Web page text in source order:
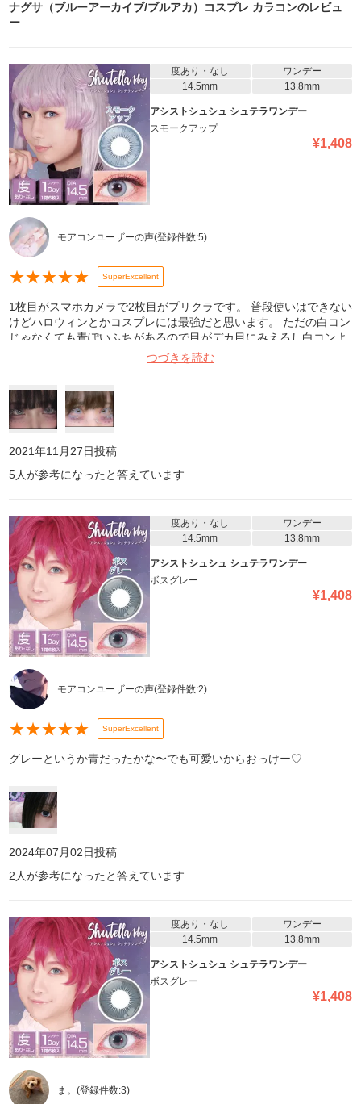
ナグサ（ブルーアーカイブ/ブルアカ）コスプレ カラコンのレビュ
ー
度あり・なし
ワンデー
14.5mm
13.8mm
アシストシュシュ シュテラワンデー
スモークアップ
¥1,408
モアコンユーザーの声(登録件数:5)
★★★★★ SuperExcellent
1枚目がスマホカメラで2枚目がプリクラです。 普段使いはできない
けどハロウィンとかコスプレには最強だと思います。 ただの白コン
じゃなくても青ぽいふちがあるので目がデカ目にみえるし白コンよ
りもライトブルーという感じなのでリアルさを求めたコスプレにい
いと思います。 ただプリクラだとかなり高発色になります。
つづきを読む
2021年11月27日投稿
5人が参考になったと答えています
度あり・なし
ワンデー
14.5mm
13.8mm
アシストシュシュ シュテラワンデー
ボスグレー
¥1,408
モアコンユーザーの声(登録件数:2)
★★★★★ SuperExcellent
グレーというか青だったかな〜でも可愛いからおっけー♡
2024年07月02日投稿
2 人が参考になったと答えています
度あり・なし
ワンデー
14.5mm
13.8mm
アシストシュシュ シュテラワンデー
ボスグレー
¥1,408
ま。 (登録件数:3)